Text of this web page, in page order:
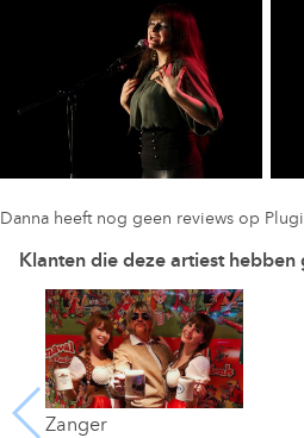
Danna heeft nog geen reviews op
Klanten die deze artiest
Zanger